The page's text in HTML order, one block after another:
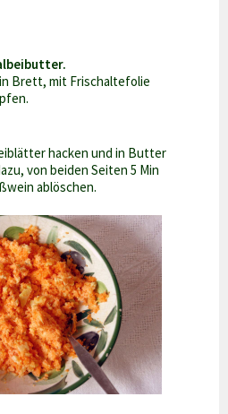
Brett, mit Frischaltefolie
hacken und in Butter
von beiden Seiten 5 Min
ablöschen.